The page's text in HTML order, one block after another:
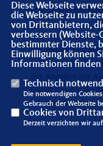
Kreisgebiet die
Die Gastronomen
besonders hart
wichtiger, die
das Angebot der
Damit uns die
erhalten bleiben!
Diese Webseite
die Webseite zu
von Drittanbietern,
verbessern
bestimmter Dienste,
Einwilligung können
Informationen finden
Technisch
Die notwendigen
Gebrauch der Webseite
Cookies von
Derzeit verzichten wir